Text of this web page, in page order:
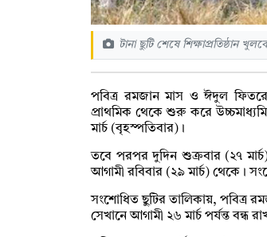
টানা ছুটি শেষে শিক্ষাপ্রতিষ্ঠান
পবিত্র রমজান মাস ও ঈদুল
প্রাথমিক থেকে শুরু করে
মার্চ (বৃহস্পতিবার)।
তবে পরপর দুদিন শুক্রবার (২৭ মার্চ)
আগামী রবিবার (২৯ মার্চ) থেকে।
সংশোধিত ছুটির তালিকায়, পবিত্র
সেখানে আগামী ২৬ মার্চ পর্যন্ত বন্ধ